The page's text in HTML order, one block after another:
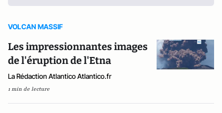
VOLCAN MASSIF
Les impressionnantes images
de l'éruption de l'Etna
La Rédaction Atlantico Atlantico.fr
1 min de lecture